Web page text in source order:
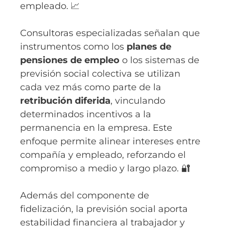
empleado. 📈
Consultoras especializadas señalan que
instrumentos como los planes de
pensiones de empleo o los sistemas de
previsión social colectiva se utilizan
cada vez más como parte de la
retribución diferida, vinculando
determinados incentivos a la
permanencia en la empresa. Este
enfoque permite alinear intereses entre
compañía y empleado, reforzando el
compromiso a medio y largo plazo. 🔐
Además del componente de
fidelización, la previsión social aporta
estabilidad financiera al trabajador y